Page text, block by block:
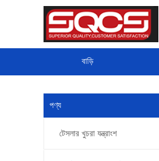
বাড়ি
পণ্য
টেসলার খুচরা যন্ত্রাংশ